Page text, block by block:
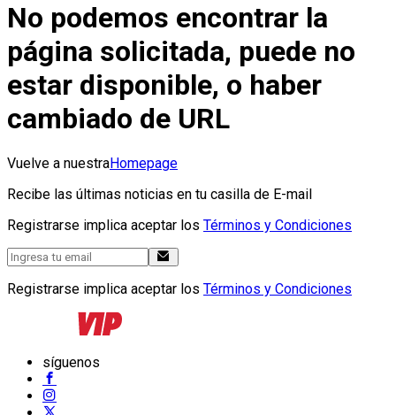
No podemos encontrar la
página solicitada, puede no
estar disponible, o haber
cambiado de URL
Vuelve a nuestraHomepage
Recibe las últimas noticias en tu casilla de E-mail
Registrarse implica aceptar los Términos y Condiciones
Registrarse implica aceptar los Términos y Condiciones
síguenos